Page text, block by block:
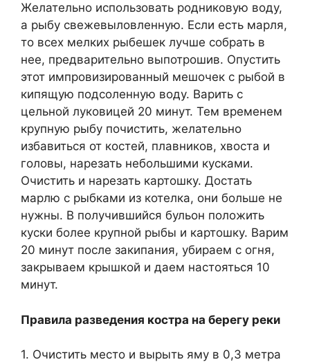
Желательно использовать родниковую воду,
а рыбу свежевыловленную. Если есть марля,
то всех мелких рыбешек лучше собрать в
нее, предварительно выпотрошив. Опустить
этот импровизированный мешочек с рыбой в
кипящую подсоленную воду. Варить с
цельной луковицей 20 минут. Тем временем
крупную рыбу почистить, желательно
избавиться от костей, плавников, хвоста и
головы, нарезать небольшими кусками.
Очистить и нарезать картошку. Достать
марлю с рыбками из котелка, они больше не
нужны. В получившийся бульон положить
куски более крупной рыбы и картошку. Варим
20 минут после закипания, убираем с огня,
закрываем крышкой и даем настояться 10
минут.
Правила разведения костра на берегу реки
1. Очистить место и вырыть яму в 0,3 метра